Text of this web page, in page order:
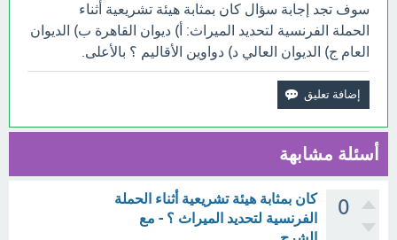
سوف تجد إجابة سؤال كان بمثابة هيئة تشريعية أثناء
الحملة الفرنسية لتحديد الميراث: أ) ديوان القاهرة ب) الديوان
العام ج) الديوان العالي د) دواوين الأقاليم ؟ بالأعلى.
أسئلة مشابهة
0
كان بمثابة هيئة تشريعية أثناء الحملة
الفرنسية لتحديد الميراث ؟ - مع